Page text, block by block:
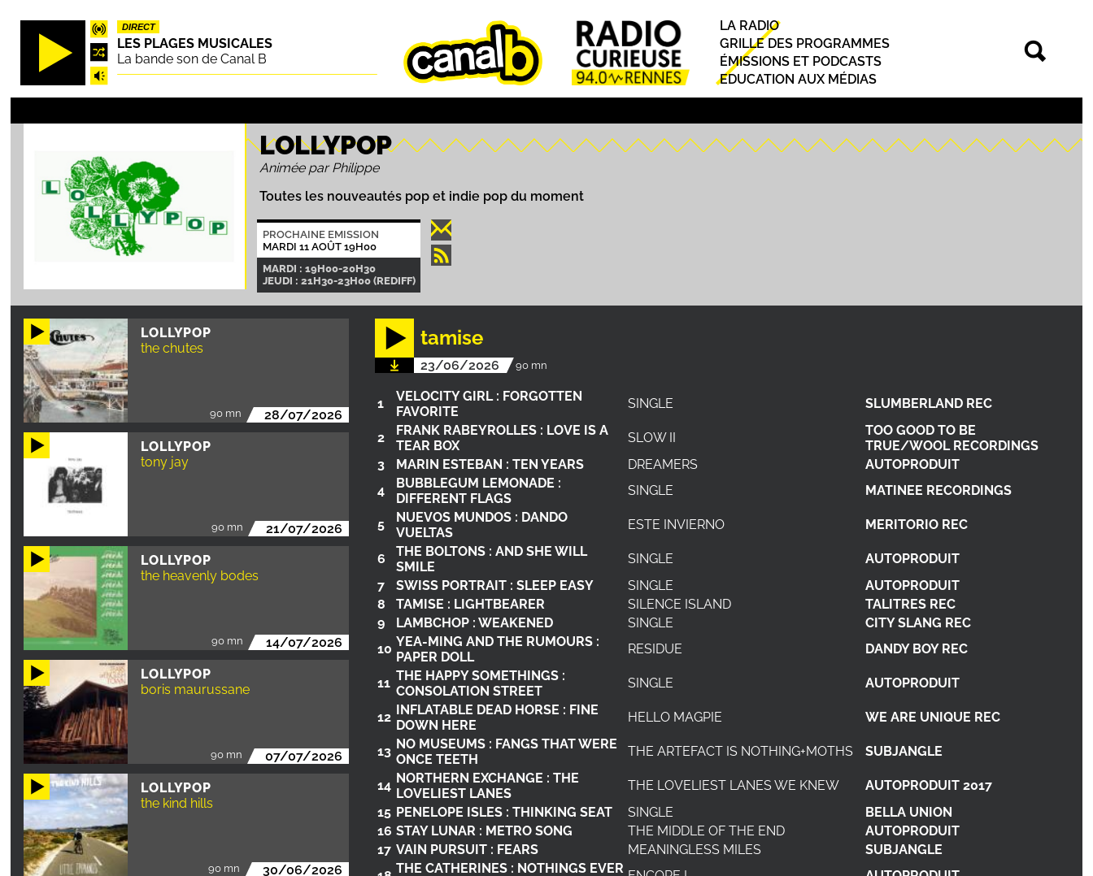
Aller
principal
DIRECT
LES PLAGES MUSICALES
La bande son de Canal B
Principal
LA RADIO
GRILLE DES PROGRAMMES
ÉMISSIONS ET PODCASTS
EDUCATION AUX MÉDIAS
LOLLYPOP
Animée par Philippe
Toutes les nouveautés pop et indie pop du moment
PROCHAINE EMISSION
MARDI 11 AOÛT 19H00
MARDI : 19H00-20H30
JEUDI : 21H30-23H00 (REDIFF)
LOLLYPOP
the chutes
90 mn 28/07/2026
LOLLYPOP
tony jay
90 mn 21/07/2026
LOLLYPOP
the heavenly bodes
90 mn 14/07/2026
LOLLYPOP
boris maurussane
90 mn 07/07/2026
LOLLYPOP
the kind hills
90 mn 30/06/2026
tamise
23/06/2026 90 mn
1
VELOCITY GIRL : FORGOTTEN
FAVORITE
SINGLE SLUMBERLAND REC
2
FRANK RABEYROLLES : LOVE IS A
TEAR BOX
SLOW II
TOO GOOD TO BE
TRUE/WOOL RECORDINGS
3
MARIN ESTEBAN : TEN YEARS DREAMERS
AUTOPRODUIT
4
BUBBLEGUM LEMONADE :
DIFFERENT FLAGS
SINGLE MATINEE RECORDINGS
5
NUEVOS MUNDOS : DANDO
VUELTAS
ESTE INVIERNO MERITORIO REC
6
THE BOLTONS : AND SHE WILL
SMILE
SINGLE
AUTOPRODUIT
7
SWISS PORTRAIT : SLEEP EASY SINGLE
AUTOPRODUIT
8
TAMISE : LIGHTBEARER SILENCE ISLAND
TALITRES REC
9
LAMBCHOP : WEAKENED SINGLE
CITY SLANG REC
10 YEA-MING AND THE RUMOURS :
PAPER DOLL
RESIDUE DANDY BOY REC
11 THE HAPPY SOMETHINGS :
CONSOLATION STREET
SINGLE AUTOPRODUIT
12
INFLATABLE DEAD HORSE : FINE
DOWN HERE
HELLO MAGPIE WE ARE UNIQUE REC
13 NO MUSEUMS : FANGS THAT WERE
ONCE TEETH
THE ARTEFACT IS NOTHING+MOTHS SUBJANGLE
14 NORTHERN EXCHANGE : THE
LOVELIEST LANES
THE LOVELIEST LANES WE KNEW
AUTOPRODUIT 2017
15 PENELOPE ISLES : THINKING SEAT SINGLE
BELLA UNION
16 STAY LUNAR : METRO SONG THE MIDDLE OF THE END
AUTOPRODUIT
17 VAIN PURSUIT : FEARS MEANINGLESS MILES
SUBJANGLE
THE CATHERINES : NOTHINGS EVER